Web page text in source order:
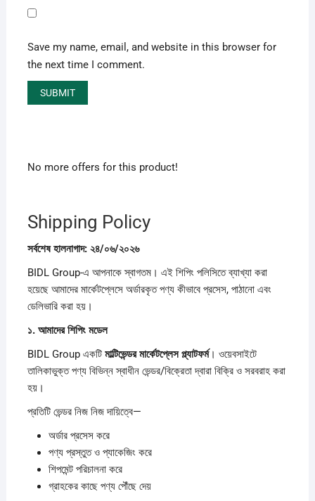
Save my name, email, and website in this browser for
the next time I comment.
No more offers for this product!
Shipping Policy
সর্বশেষহালনাগাদ: ২৪/০৬/২০২৬
BIDL Group-এ আপনাকে স্বাগতম। এই শিপিং পলিসিতে ব্যাখ্যা করা
হয়েছে আমাদের মার্কেটপ্লেসে অর্ডারকৃত পণ্য কীভাবে প্রসেস, পাঠানো এবং
ডেলিভারি করা হয়।
১. আমাদেরশিপিং মডেল
BIDL Group একটি মাল্টিভেন্ডরমার্কেটপ্লেসপ্ল্যাটফর্ম। ওয়েবসাইটে
তালিকাভুক্ত পণ্য বিভিন্ন স্বাধীন ভেন্ডর/বিক্রেতা দ্বারা বিক্রি ও সরবরাহ করা
হয়।
প্রতিটি ভেন্ডর নিজ নিজ দায়িত্বে—
অর্ডার প্রসেস করে
পণ্য প্রস্তুত ও প্যাকেজিং করে
শিপমেন্ট পরিচালনা করে
গ্রাহকের কাছে পণ্য পৌঁছে দেয়